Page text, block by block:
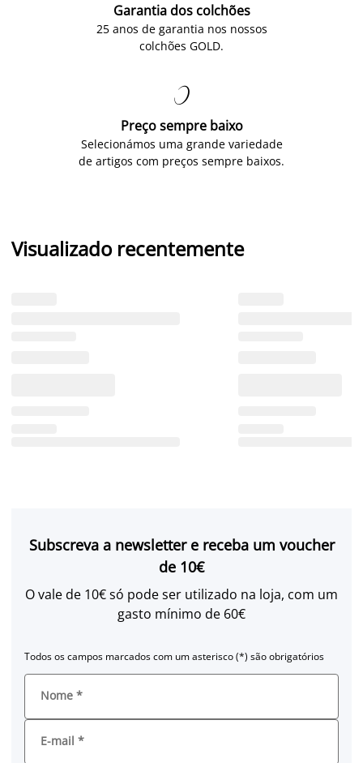
Garantia dos colchões
25 anos de garantia nos nossos
colchões GOLD.

Preço sempre baixo
Selecionámos uma grande variedade
de artigos com preços sempre baixos.
Visualizado recentemente
Subscreva a newsletter e receba um voucher
de 10€
O vale de 10€ só pode ser utilizado na loja, com um
gasto mínimo de 60€
Todos os campos marcados com um asterisco (*) são obrigatórios
Nome *
E-mail *